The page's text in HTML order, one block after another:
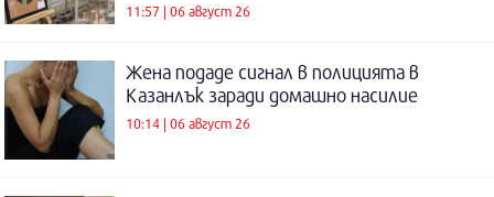
11:57 | 06 август 26
Жена подаде сигнал в полицията в
Казанлък заради домашно насилие
10:14 | 06 август 26